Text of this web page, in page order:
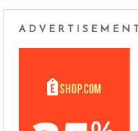
ADVERTISEMENT